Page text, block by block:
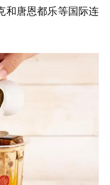
和唐恩都乐等国际连